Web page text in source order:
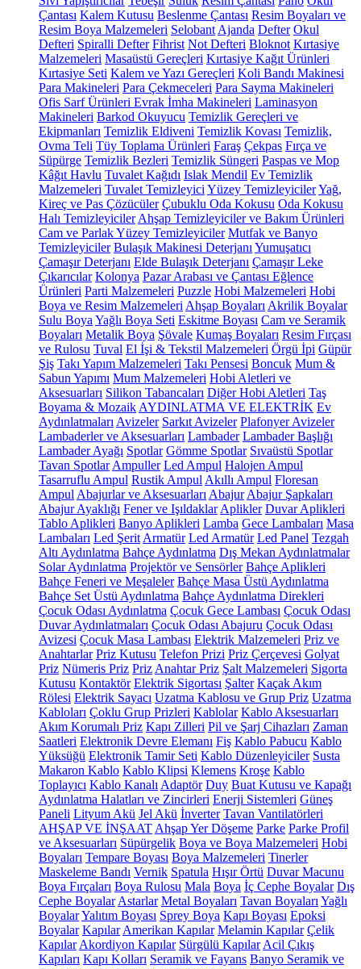
Çantası Kalem Kutusu Beslenme Çantası Resim Boyaları ve
Resim Boya Malzemeleri Selobant Ajanda Defter Okul
Defteri Spiralli Defter Fihrist Not Defteri Bloknot Kırtasiye
Malzemeleri Masaüstü Gereçleri Kırtasiye Kağıt Ürünleri
Kırtasiye Seti Kalem ve Yazı Gereçleri Koli Bandı Makinesi
Para Makineleri Para Çekmeceleri Para Sayma Makineleri
Ofis Sarf Ürünleri Evrak İmha Makineleri Laminasyon
Makineleri Barkod Okuyucu Temizlik Gereçleri ve
Ekipmanları Temizlik Eldiveni Temizlik Kovası Temizlik,
Ovma Teli Tüy Toplama Ürünleri Faraş Çekpas Fırça ve
Süpürge Temizlik Bezleri Temizlik Süngeri Paspas ve Mop
Kâğıt Havlu Tuvalet Kağıdı Islak Mendil Ev Temizlik
Malzemeleri Tuvalet Temizleyici Yüzey TemizleyicilerYağ,
Kireç ve Pas Çözücüler Çubuklu Oda Kokusu Oda Kokusu
Halı Temizleyiciler Ahşap Temizleyiciler ve Bakım Ürünleri
Cam ve Parlak Yüzey Temizleyiciler Mutfak ve Banyo
Temizleyiciler Bulaşık Makinesi Deterjanı Yumuşatıcı
Çamaşır Deterjanı Elde Bulaşık Deterjanı Çamaşır Leke
Çıkarıcılar Kolonya Pazar Arabası ve Çantası Eğlence
Ürünleri Parti Malzemeleri Puzzle Hobi Malzemeleri Hobi
Boya ve Resim Malzemeleri Ahşap Boyaları Akrilik Boyalar
Sulu Boya Yağlı Boya Seti Eskitme Boyası Cam ve Seramik
Boyaları Metalik Boya Şövale Kumaş Boyaları Resim Fırçası
ve Rulosu Tuval El İşi & Tekstil Malzemeleri Örgü İpi Güpür
Şiş Takı Yapım Malzemeleri Takı Pensesi Boncuk Mum &
Sabun Yapımı Mum Malzemeleri Hobi Aletleri ve
Aksesuarları Silikon Tabancaları Diğer Hobi Aletleri Taş
Boyama & Mozaik AYDINLATMA VE ELEKTRİK Ev
Aydınlatmaları Avizeler Sarkıt Avizeler Plafonyer Avizeler
Lambaderler ve Aksesuarları Lambader Lambader Başlığı
Lambader Ayağı Spotlar Gömme Spotlar Sıvaüstü Spotlar
Tavan Spotlar Ampuller Led Ampul Halojen Ampul
Tasarruflu Ampul Rustik Ampul Akıllı Ampul Floresan
Ampul Abajurlar ve Aksesuarları Abajur Abajur Şapkaları
Abajur Ayaklığı Fener ve Işıldaklar Aplikler Duvar Aplikleri
Tablo Aplikleri Banyo Aplikleri Lamba Gece Lambaları Masa
Lambaları Led Şerit Armatür Led Armatür Led Panel Tezgah
Altı Aydınlatma Bahçe Aydınlatma Dış Mekan Aydınlatmalar
Solar Aydınlatma Projektör ve Sensörler Bahçe Aplikleri
Bahçe Feneri ve Meşaleler Bahçe Masa Üstü Aydınlatma
Bahçe Set Üstü Aydınlatma Bahçe Aydınlatma Direkleri
Çocuk Odası Aydınlatma Çocuk Gece Lambası Çocuk Odası
Duvar Aydınlatmaları Çocuk Odası Abajuru Çocuk Odası
Avizesi Çocuk Masa Lambası Elektrik Malzemeleri Priz ve
Anahtarlar Priz Kutusu Telefon Prizi Priz Çerçevesi Golyat
Priz Nümeris Priz Priz Anahtar Priz Şalt Malzemeleri Sigorta
Kutusu Kontaktör Elektrik Sigortası Şalter Kaçak Akım
Rölesi Elektrik Sayacı Uzatma Kablosu ve Grup Priz Uzatma
Kabloları Çoklu Grup Prizleri Kablolar Kablo Aksesuarları
Akım Korumalı Priz Kapı Zilleri Pil ve Şarj Cihazları Zaman
Saatleri Elektronik Devre Elemanı Fiş Kablo Pabucu Kablo
Yüksüğü Elektronik Tamir Seti Kablo Düzenleyiciler Susta
Makaron Kablo Kablo Klipsi Klemens Kroşe Kablo
Toplayıcı Kablo Kanalı Adaptör Duy Buat Kutusu ve Kapağı
Aydınlatma Halatları ve Zincirleri Enerji Sistemleri Güneş
Paneli Lityum Akü Jel Akü İnverter Tavan Vantilatörleri
AHŞAP VE İNŞAAT Ahşap Yer Döşeme Parke Parke Profil
ve Aksesuarları Süpürgelik Boya ve Boya Malzemeleri Hobi
Boyaları Tempare Boyası Boya Malzemeleri Tinerler
Maskeleme Bandı Vernik Spatula Hışır Örtü Duvar Macunu
Boya Fırçaları Boya Rulosu Mala Boya İç Cephe Boyalar Dış
Cephe Boyalar Astarlar Metal Boyaları Tavan Boyaları Yağlı
BoyalarYalıtım Boyası Sprey Boya Kapı Boyası Epoksi
Boyalar Kapılar Amerikan Kapılar Melamin Kapılar Çelik
Kapılar Akordiyon Kapılar Sürgülü Kapılar Acil Çıkış
Kapıları Kapı Kolları Seramik ve Fayans Banyo Seramik ve